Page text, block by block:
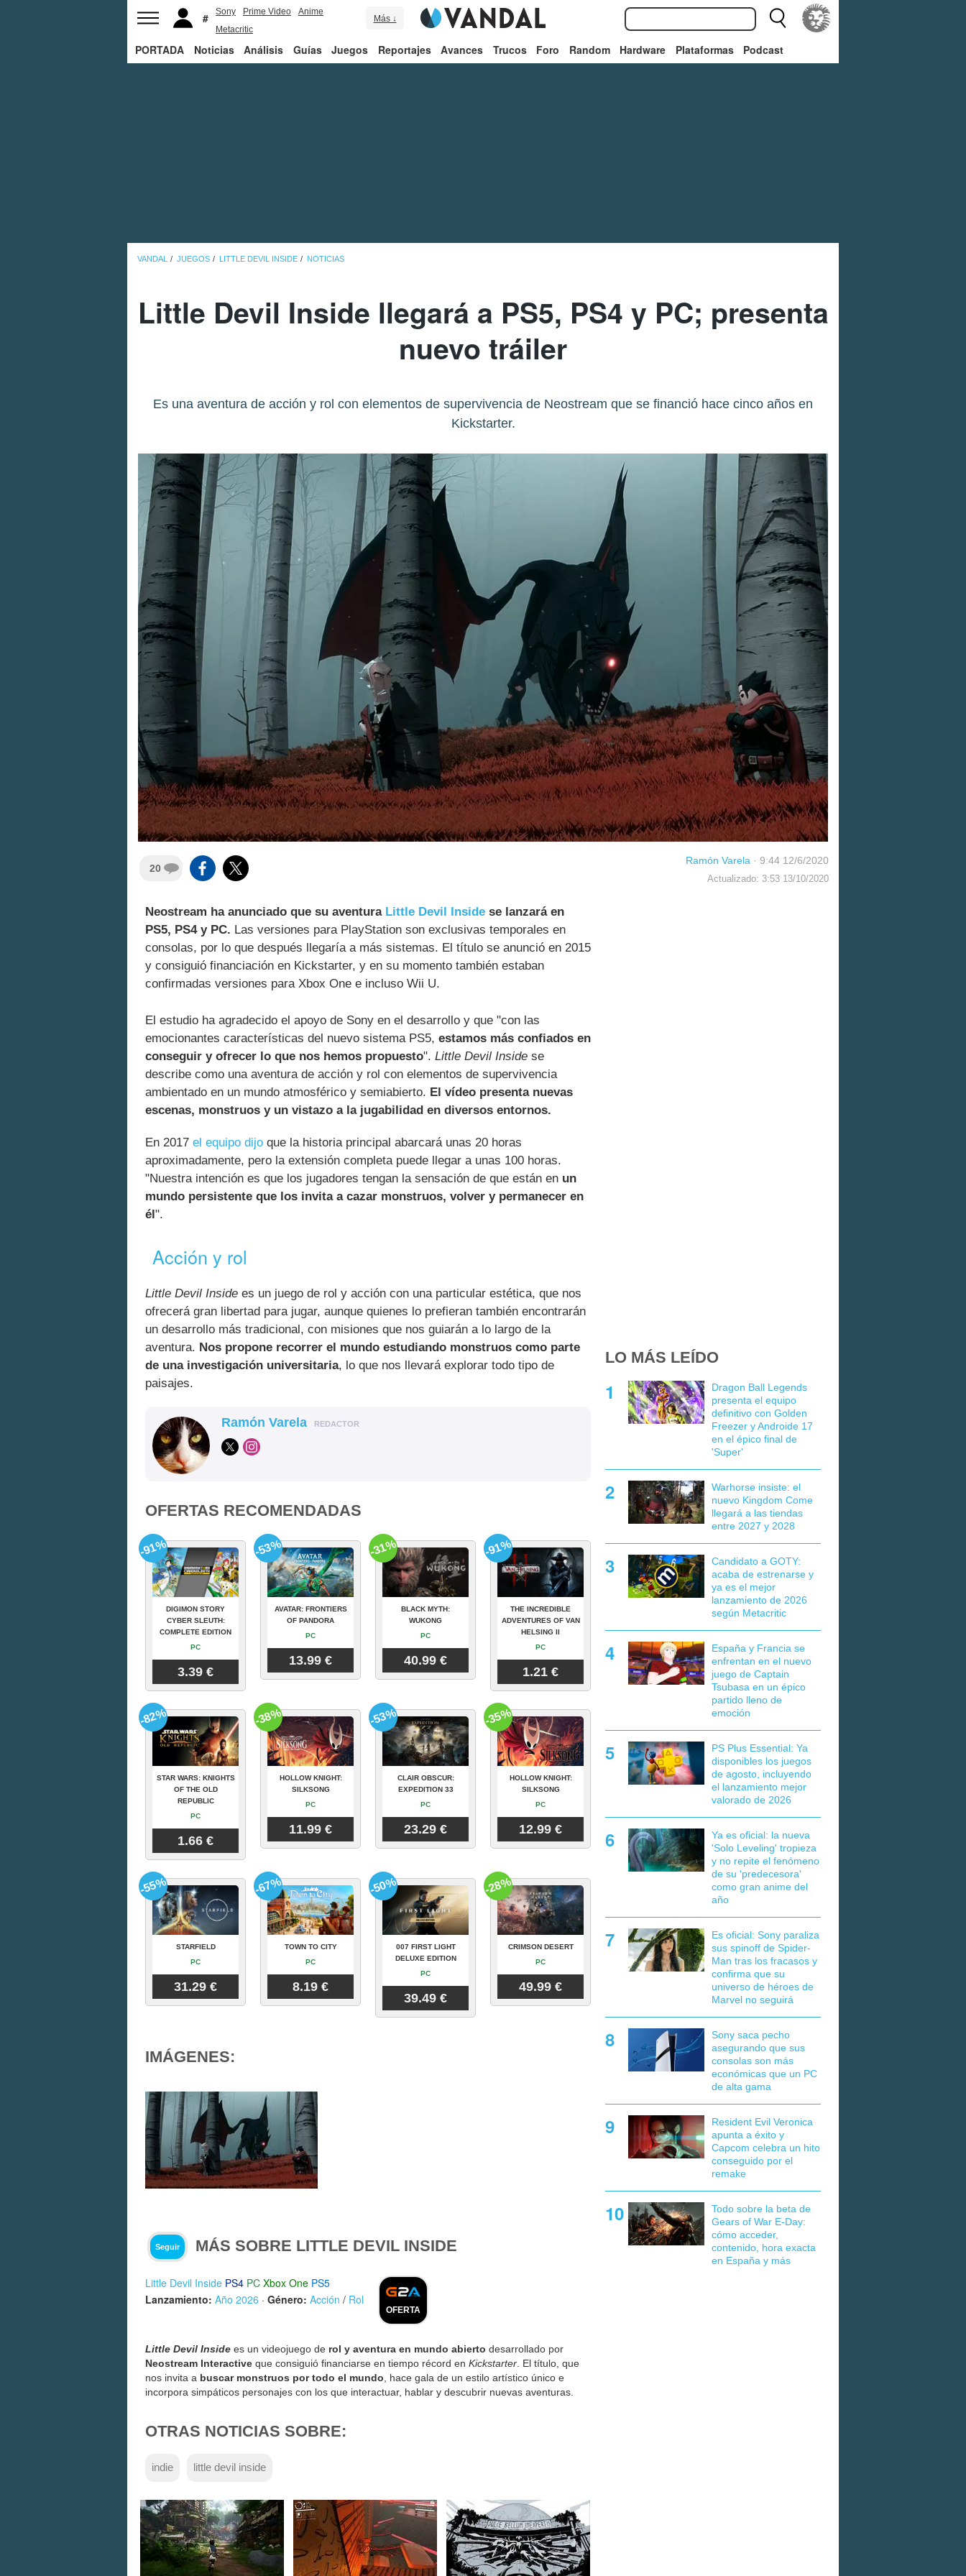
Sony Prime Video
Anime
Metacritic
Más ↓
PORTADA Noticias Análisis Guías Juegos Reportajes Avances Trucos Foro Random Hardware Plataformas Podcast
VANDAL JUEGOS LITTLE DEVIL INSIDE NOTICIAS
Little Devil Inside llegará a PS5, PS4 y PC; presenta
nuevo tráiler
Es una aventura de acción y rol con elementos de supervivencia de Neostream que se financió hace cinco años en
Kickstarter.
20
Ramón Varela · 9:44 12/6/2020
Actualizado: 3:53 13/10/2020
Neostream ha anunciado que su aventura Little Devil Inside se lanzará en
PS5, PS4 y PC. Las versiones para PlayStation son exclusivas temporales en
consolas, por lo que después llegaría a más sistemas. El título se anunció en 2015
y consiguió financiación en Kickstarter, y en su momento también estaban
confirmadas versiones para Xbox One e incluso Wii U.
El estudio ha agradecido el apoyo de Sony en el desarrollo y que "con las
emocionantes características del nuevo sistema PS5, estamos más confiados en
conseguir y ofrecer lo que nos hemos propuesto". Little Devil Inside se
describe como una aventura de acción y rol con elementos de supervivencia
ambientado en un mundo atmosférico y semiabierto. El vídeo presenta nuevas
escenas, monstruos y un vistazo a la jugabilidad en diversos entornos.
En 2017 el equipo dijo que la historia principal abarcará unas 20 horas
aproximadamente, pero la extensión completa puede llegar a unas 100 horas.
"Nuestra intención es que los jugadores tengan la sensación de que están en un
mundo persistente que los invita a cazar monstruos, volver y permanecer en
él".
Acción y rol
Little Devil Inside es un juego de rol y acción con una particular estética, que nos
ofrecerá gran libertad para jugar, aunque quienes lo prefieran también encontrarán
un desarrollo más tradicional, con misiones que nos guiarán a lo largo de la
aventura. Nos propone recorrer el mundo estudiando monstruos como parte
de una investigación universitaria, lo que nos llevará explorar todo tipo de
paisajes.
Ramón Varela REDACTOR
OFERTAS RECOMENDADAS
DIGIMON STORY
CYBER SLEUTH:
COMPLETE EDITION
PC
3.39 €
-91%
AVATAR: FRONTIERS
OF PANDORA
PC
13.99 €
-53%
BLACK MYTH:
WUKONG
PC
40.99 €
-31%
THE INCREDIBLE
ADVENTURES OF VAN
HELSING II
PC
1.21 €
-91%
STAR WARS: KNIGHTS
OF THE OLD
REPUBLIC
PC
1.66 €
-82%
HOLLOW KNIGHT:
SILKSONG
PC
11.99 €
-38%
CLAIR OBSCUR:
EXPEDITION 33
PC
23.29 €
-53%
HOLLOW KNIGHT:
SILKSONG
PC
12.99 €
-35%
STARFIELD
PC
31.29 €
-55%
TOWN TO CITY
PC
8.19 €
-67%
007 FIRST LIGHT
DELUXE EDITION
PC
39.49 €
-50%
CRIMSON DESERT
PC
49.99 €
-28%
IMÁGENES:
Seguir MÁS SOBRE LITTLE DEVIL INSIDE
Little Devil Inside PS4 PC Xbox One PS5
Lanzamiento: Año 2026 · Género: Acción / Rol
OFERTA
Little Devil Inside es un videojuego de rol y aventura en mundo abierto desarrollado por
Neostream Interactive que consiguió financiarse en tiempo récord en Kickstarter. El título, que
nos invita a buscar monstruos por todo el mundo, hace gala de un estilo artístico único e
incorpora simpáticos personajes con los que interactuar, hablar y descubrir nuevas aventuras.
OTRAS NOTICIAS SOBRE:
indie little devil inside
LO MÁS LEÍDO
Dragon Ball Legends
presenta el equipo
definitivo con Golden
Freezer y Androide 17
en el épico final de
'Super'
Warhorse insiste: el
nuevo Kingdom Come
llegará a las tiendas
entre 2027 y 2028
Candidato a GOTY:
acaba de estrenarse y
ya es el mejor
lanzamiento de 2026
según Metacritic
España y Francia se
enfrentan en el nuevo
juego de Captain
Tsubasa en un épico
partido lleno de
emoción
PS Plus Essential: Ya
disponibles los juegos
de agosto, incluyendo
el lanzamiento mejor
valorado de 2026
Ya es oficial: la nueva
'Solo Leveling' tropieza
y no repite el fenómeno
de su 'predecesora'
como gran anime del
año
Es oficial: Sony paraliza
sus spinoff de Spider-
Man tras los fracasos y
confirma que su
universo de héroes de
Marvel no seguirá
Sony saca pecho
asegurando que sus
consolas son más
económicas que un PC
de alta gama
Resident Evil Veronica
apunta a éxito y
Capcom celebra un hito
conseguido por el
remake
Todo sobre la beta de
Gears of War E-Day:
cómo acceder,
contenido, hora exacta
en España y más